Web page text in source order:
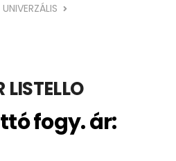
UNIVERZÁLIS
LISTELLO
fogy. ár: